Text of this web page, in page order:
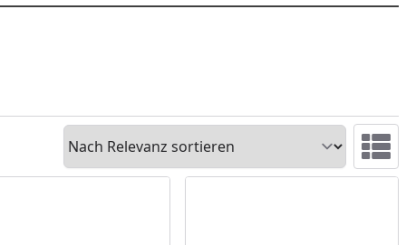
Sortieren